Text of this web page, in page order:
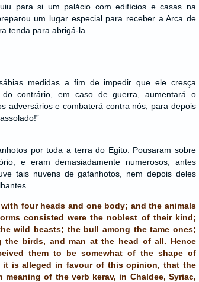
para si um palácio com edifícios e casas na
um lugar especial para receber a Arca de
tenda para abrigá-la.
medidas a fim de impedir que ele cresça
contrário, em caso de guerra, aumentará o
adversários e combaterá contra nós, para depois
por toda a terra do Egito. Pousaram sobre
e eram demasiadamente numerosos; antes
tais nuvens de gafanhotos, nem depois deles
with four heads and one body; and the animals
consisted were the noblest of their kind;
wild beasts; the bull among the tame ones;
the birds, and man at the head of all. Hence
them to be somewhat of the shape of
it is alleged in favour of this opinion, that the
meaning of the verb kerav, in Chaldee, Syriac,